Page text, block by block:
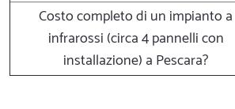
Costo completo di un impianto a
infrarossi (circa 4 pannelli con
installazione) a Pescara?